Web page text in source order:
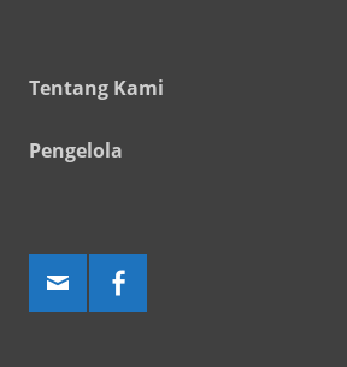
Tentang Kami
Pengelola